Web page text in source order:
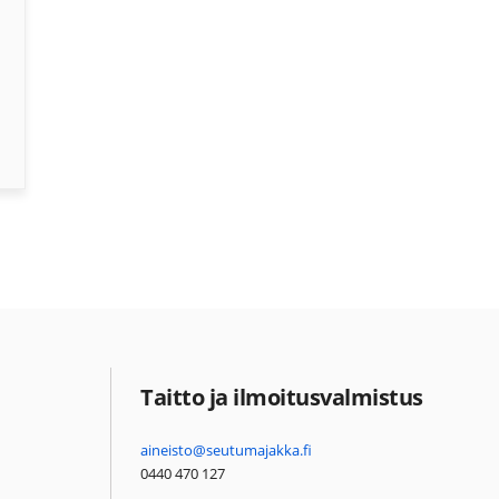
Taitto ja ilmoitusvalmistus
aineisto@seutumajakka.fi
0440 470 127